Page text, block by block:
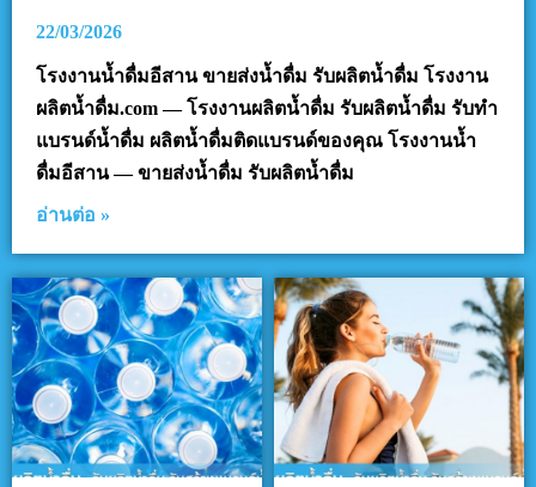
22/03/2026
โรงงานน้ำดื่มอีสาน ขายส่งน้ำดื่ม รับผลิตน้ำดื่ม โรงงาน
ผลิตน้ำดื่ม.com — โรงงานผลิตน้ำดื่ม รับผลิตน้ำดื่ม รับทำ
แบรนด์น้ำดื่ม ผลิตน้ำดื่มติดแบรนด์ของคุณ โรงงานน้ำ
ดื่มอีสาน — ขายส่งน้ำดื่ม รับผลิตน้ำดื่ม
อ่านต่อ »